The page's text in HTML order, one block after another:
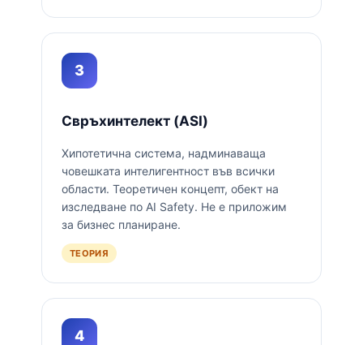
3
Свръхинтелект (ASI)
Хипотетична система, надминаваща
човешката интелигентност във всички
области. Теоретичен концепт, обект на
изследване по AI Safety. Не е приложим
за бизнес планиране.
ТЕОРИЯ
4